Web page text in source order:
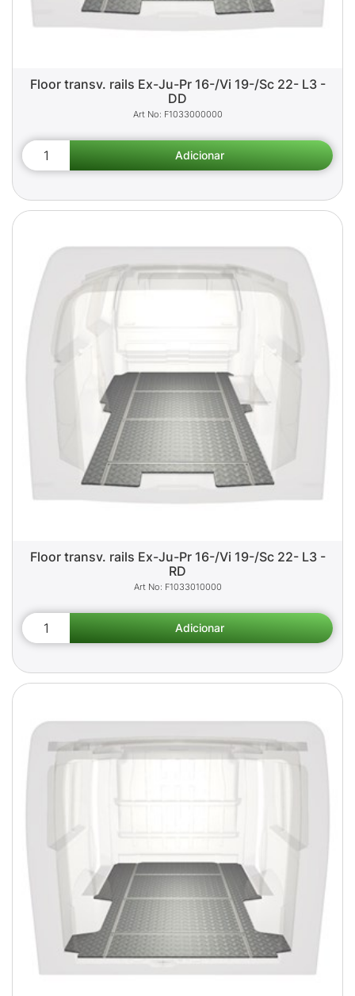
Floor transv. rails Ex-Ju-Pr 16-/Vi 19-/Sc 22- L3 -
DD
F1033000000
Floor transv. rails Ex-Ju-Pr 16-/Vi 19-/Sc 22- L3 -
RD
F1033010000